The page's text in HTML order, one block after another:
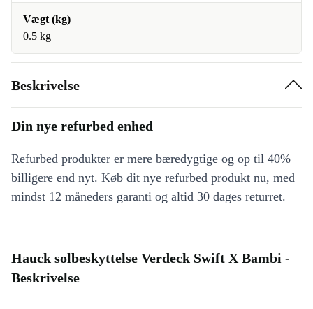
Vægt (kg)
0.5 kg
Beskrivelse
Din nye refurbed enhed
Refurbed produkter er mere bæredygtige og op til 40%
billigere end nyt. Køb dit nye refurbed produkt nu, med
mindst 12 måneders garanti og altid 30 dages returret.
Hauck solbeskyttelse Verdeck Swift X Bambi -
Beskrivelse